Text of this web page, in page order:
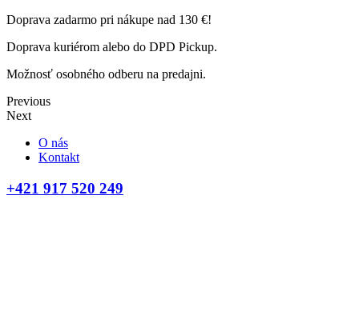
Doprava zadarmo pri nákupe nad 130 €!
Doprava kuriérom alebo do DPD Pickup.
Možnosť osobného odberu na predajni.
Previous
Next
O nás
Kontakt
+421 917 520 249